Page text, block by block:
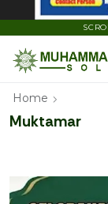
Home
Muktamar